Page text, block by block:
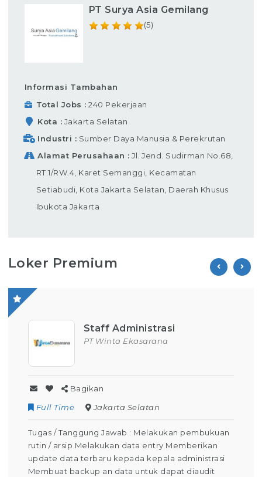
PT Surya Asia Gemilang
(5)
Informasi Tambahan
Total Jobs
240 Pekerjaan
Kota
Jakarta Selatan
Industri
Sumber Daya Manusia & Perekrutan
Alamat Perusahaan
Jl. Jend. Sudirman No.68,
RT.1/RW.4, Karet Semanggi, Kecamatan
Setiabudi, Kota Jakarta Selatan, Daerah Khusus
Ibukota Jakarta
Loker Premium
Staff Administrasi
PT Winta Ekasarana
Bagikan
Full Time
Jakarta Selatan
Tugas / Tanggung Jawab : Melakukan pembukuan
rutin / arsip Melakukan data entry Memberikan
update data terbaru kepada kepala administrasi
Membuat backup an data untuk dapat diaudit